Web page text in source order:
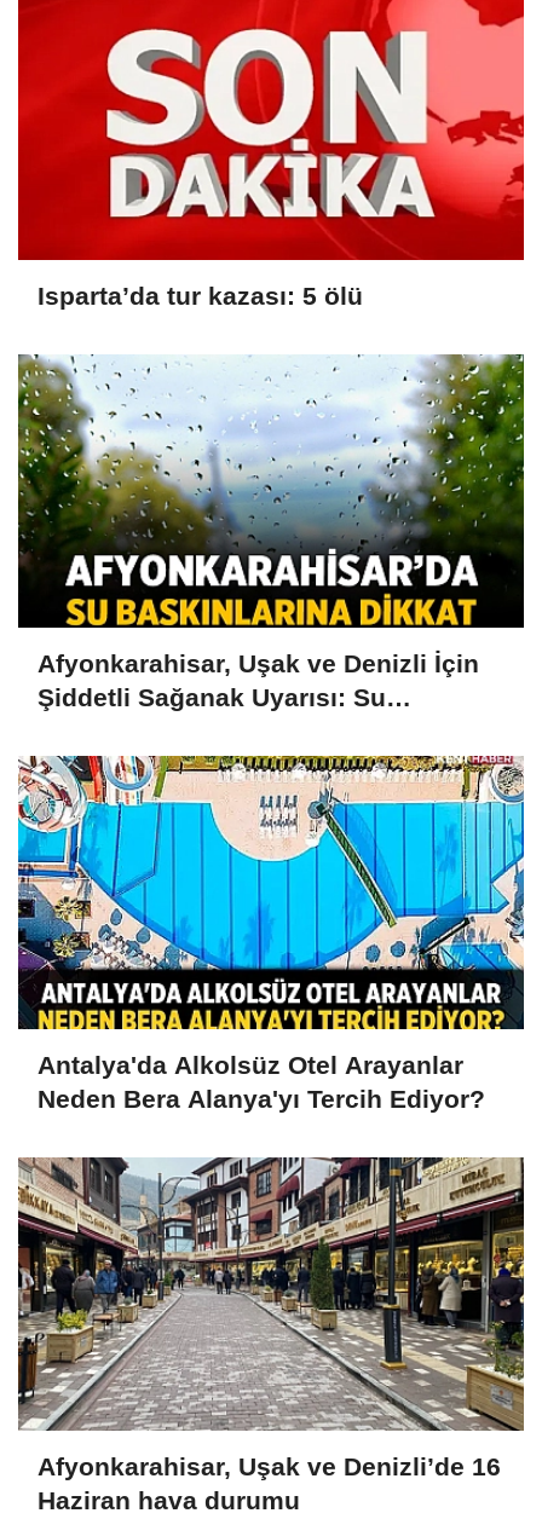
Isparta’da tur kazası: 5 ölü
Afyonkarahisar, Uşak ve Denizli İçin
Şiddetli Sağanak Uyarısı: Su
Antalya'da Alkolsüz Otel Arayanlar
Neden Bera Alanya'yı Tercih Ediyor?
Afyonkarahisar, Uşak ve Denizli’de 16
Haziran hava durumu